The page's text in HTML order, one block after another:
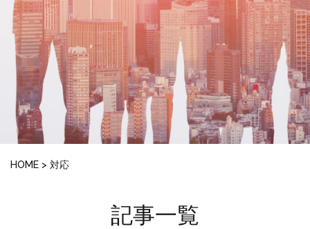
HOME > 対応
記事一覧